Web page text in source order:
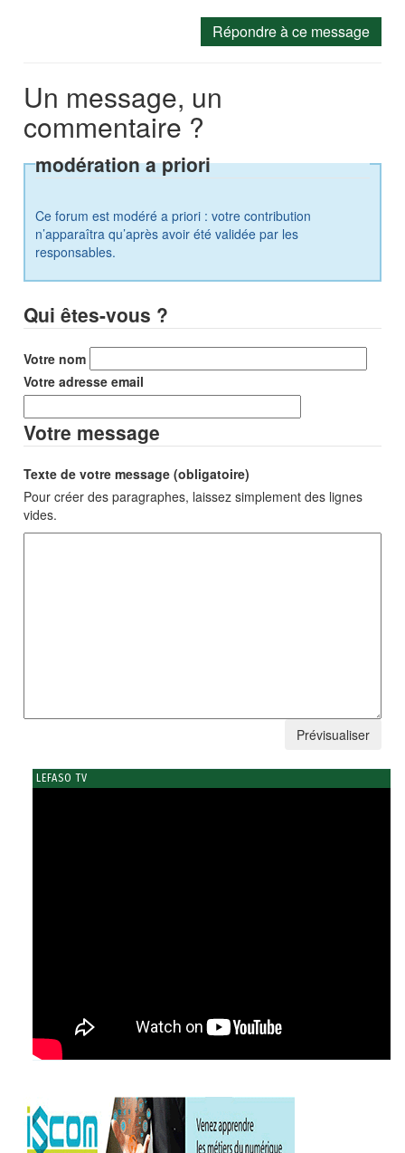
Répondre à ce message
Un message, un
commentaire ?
modération a priori
Ce forum est modéré a priori : votre contribution
n’apparaîtra qu’après avoir été validée par les
responsables.
Qui êtes-vous ?
Votre nom
Votre adresse email
Votre message
Texte de votre message (obligatoire)
Pour créer des paragraphes, laissez simplement des lignes
vides.
LEFASO TV